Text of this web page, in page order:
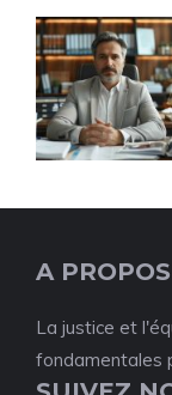
A PROPOS
La justice et
fondamentales